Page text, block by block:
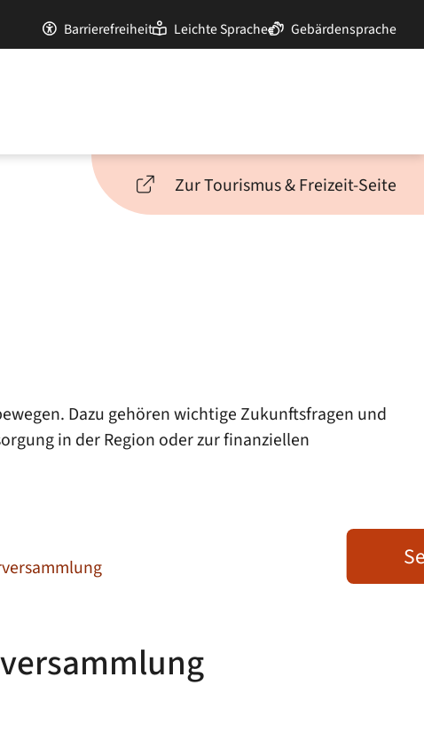
Barrierefreiheit Leichte Sprache Gebärdensprache
Zur Tourismus & Freizeit-Seite
Dazu gehören wichtige Zukunftsfragen und
in der Region oder zur finanziellen